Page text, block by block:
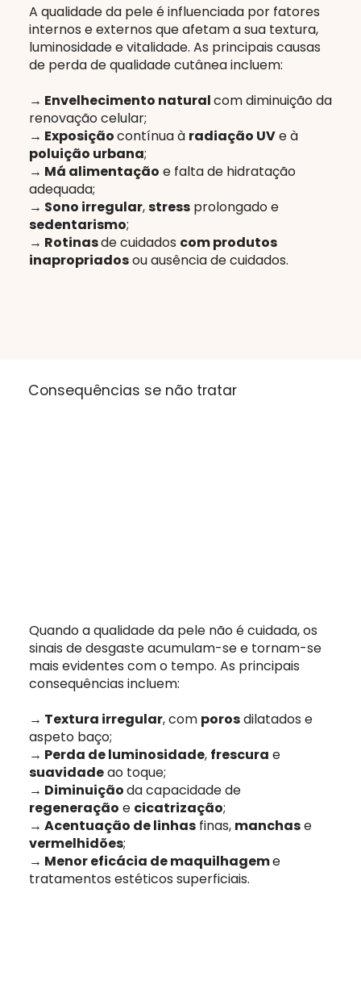
A qualidade da pele é influenciada por fatores
internos e externos que afetam a sua textura,
luminosidade e vitalidade. As principais causas
de perda de qualidade cutânea incluem:
→ Envelhecimento naturalcom diminuição da
renovação celular;
→ Exposiçãocontínua à radiação UVe à
poluição urbana;
→ Má alimentação e falta de hidratação
adequada;
→ Sono irregular,stress prolongado e
sedentarismo;
→ Rotinasde cuidados com produtos
inapropriadosou ausência de cuidados.
Consequências se não tratar
Quando a qualidade da pele não é cuidada, os
sinais de desgaste acumulam-se e tornam-se
mais evidentes com o tempo. As principais
consequências incluem:
→ Textura irregular, com porosdilatados e
aspeto baço;
→ Perda de luminosidade, frescura e
suavidadeao toque;
→ Diminuiçãoda capacidade de
regeneração e cicatrização;
→ Acentuação de linhasfinas, manchase
vermelhidões;
→ Menor eficácia de maquilhageme
tratamentos estéticos superficiais.